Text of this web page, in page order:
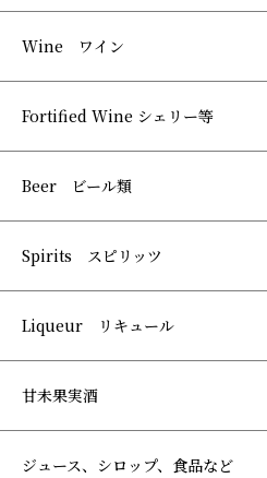
Wine ワイン
Fortified Wine シェリー等
Beer ビール類
Spirits スピリッツ
Liqueur リキュール
甘未果実酒
ジュース、シロップ、食品など